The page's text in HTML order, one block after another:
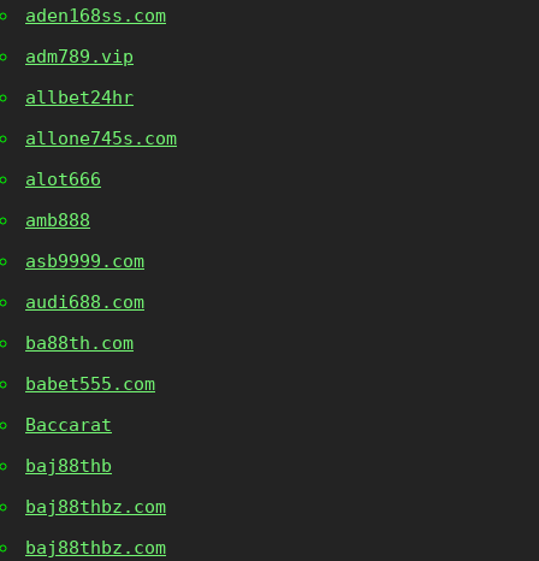
aden168ss.com
adm789.vip
allbet24hr
allone745s.com
alot666
amb888
asb9999.com
audi688.com
ba88th.com
babet555.com
Baccarat
baj88thb
baj88thbz.com
baj88thbz.com